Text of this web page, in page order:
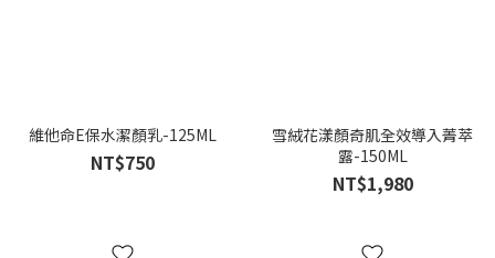
維他命E保水潔顏乳-125ML
NT$750
雪絨花漾顏奇肌全效導入菁萃
露-150ML
NT$1,980